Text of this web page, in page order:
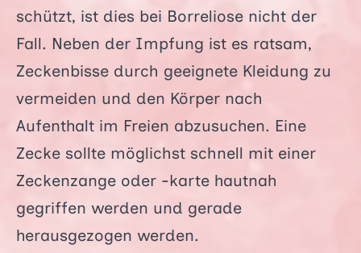
schützt, ist dies bei Borreliose nicht der
Fall. Neben der Impfung ist es ratsam,
Zeckenbisse durch geeignete Kleidung zu
vermeiden und den Körper nach
Aufenthalt im Freien abzusuchen. Eine
Zecke sollte möglichst schnell mit einer
Zeckenzange oder -karte hautnah
gegriffen werden und gerade
herausgezogen werden.